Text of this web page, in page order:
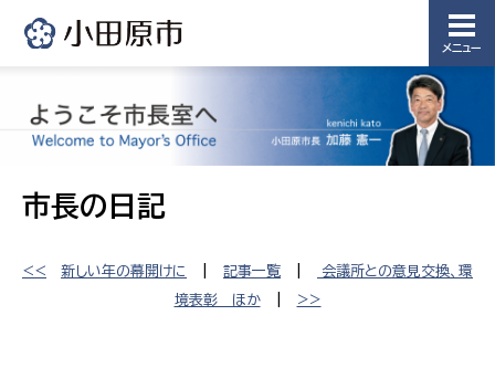
メニュー
市長の日記
<< 新しい年の幕開けに 記事一覧
会議所との意見交換、環
境表彰 ほか| >>